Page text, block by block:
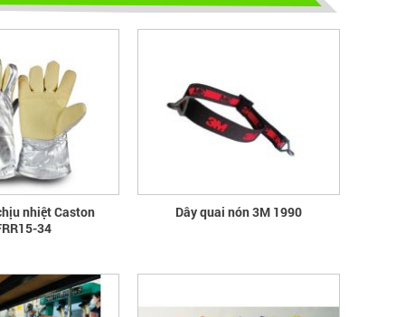
THU
bao ho lao dong - Khóa tập huấn
Truyền thông viên nguồn về AT-
bao ho lao dong - Khóa tập huấn
Truyền thông viên nguồn về AT-VSLĐ
quần áo bảo hộ - Hội nghị Mạng
thông tin quốc gia về ATVSLĐ lần
nhiệt Caston
34
Dây quai nón 3M 1990